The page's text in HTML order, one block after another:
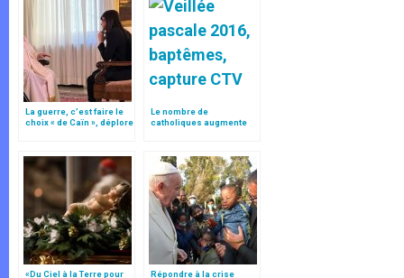
La guerre, c’est faire le
choix « de Caïn », déplore
Le nombre de
catholiques augmente
«Du Ciel à la Terre pour Répondre à la crise